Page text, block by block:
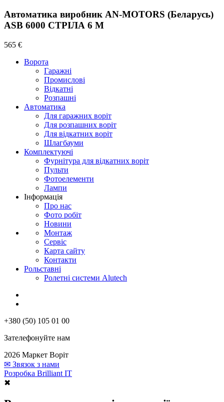
Автоматика виробник AN-MOTORS (Беларусь)
ASB 6000 СТРІЛА 6 М
565 €
Ворота
Гаражні
Промислові
Відкатні
Розпашні
Автоматика
Для гаражних воріт
Для розпашних воріт
Для відкатних воріт
Шлагбауми
Комплектуючі
Фурнітура для відкатних воріт
Пульти
Фотоелементи
Лампи
Інформація
Про нас
Фото робіт
Новини
Монтаж
Сервіс
Карта сайту
Контакти
Рольставні
Ролетні системи Alutech
+380 (50) 105 01 00
Зателефонуйте нам
2026 Маркет Воріт
✉ Звязок з нами
Розробка Brilliant IT
✖